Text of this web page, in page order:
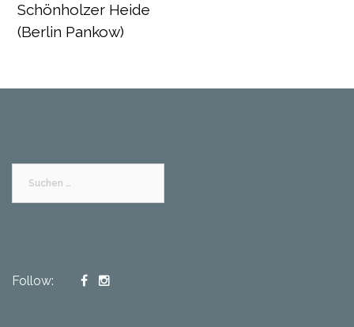
Schönholzer Heide
(Berlin Pankow)
Follow: